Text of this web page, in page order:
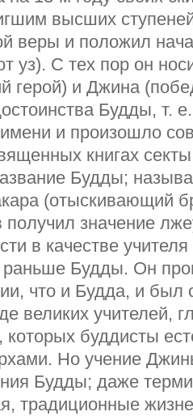
высших
веры и положил
уз). С тех пор он
герой) и Джина
Будды, т.
имени и произошло
книгах
Будды;
(отыскивающий
получил значение
в качестве
Будды. Он
что и Будда, и был
великих учителей,
которых буддисты
Но учение
Будды; даже
традиционные